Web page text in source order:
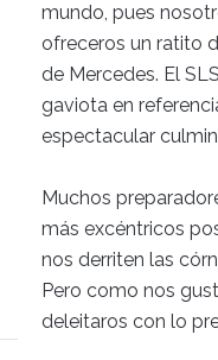
mundo, pues
ofreceros un ratito
de Mercedes. El
gaviota en
espectacular
Muchos
más excéntricos
nos derriten las
Pero como nos
deleitaros con lo